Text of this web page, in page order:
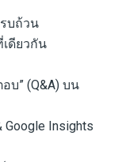
บถ้วน
ดียวกัน
บ” (Q&A) บน
Insights